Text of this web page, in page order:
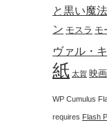
と黒い魔
ン モスラ モ
ヴァル・
紙 太賀 映
WP Cumulus
requires Flash